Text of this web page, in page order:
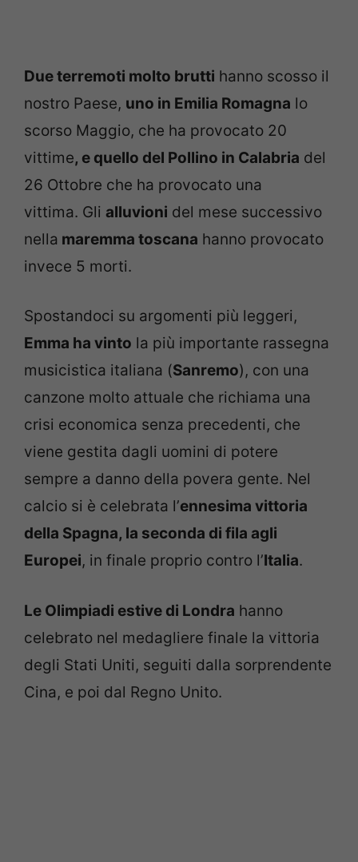
Due terremoti molto brutti hanno scosso il
nostro Paese, uno in Emilia Romagna lo
scorso Maggio, che ha provocato 20
vittime, e quello del Pollino in Calabria del
26 Ottobre che ha provocato una
vittima. Gli alluvioni del mese successivo
nella maremma toscana hanno provocato
invece 5 morti.
Spostandoci su argomenti più leggeri,
Emma ha vinto la più importante rassegna
musicistica italiana (Sanremo), con una
canzone molto attuale che richiama una
crisi economica senza precedenti, che
viene gestita dagli uomini di potere
sempre a danno della povera gente. Nel
calcio si è celebrata l’ennesima vittoria
della Spagna, la seconda di fila agli
Europei, in finale proprio contro l’Italia.
Le Olimpiadi estive di Londra hanno
celebrato nel medagliere finale la vittoria
degli Stati Uniti, seguiti dalla sorprendente
Cina, e poi dal Regno Unito.